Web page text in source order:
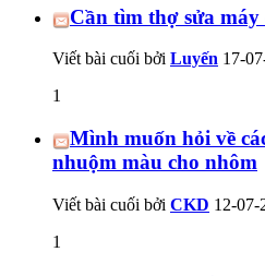
Cần tìm thợ sửa máy
Viết bài cuối bởi Luyến 17-
1
Mình muốn hỏi về
nhuộm màu cho nhôm
Viết bài cuối bởi CKD 12-07-
1